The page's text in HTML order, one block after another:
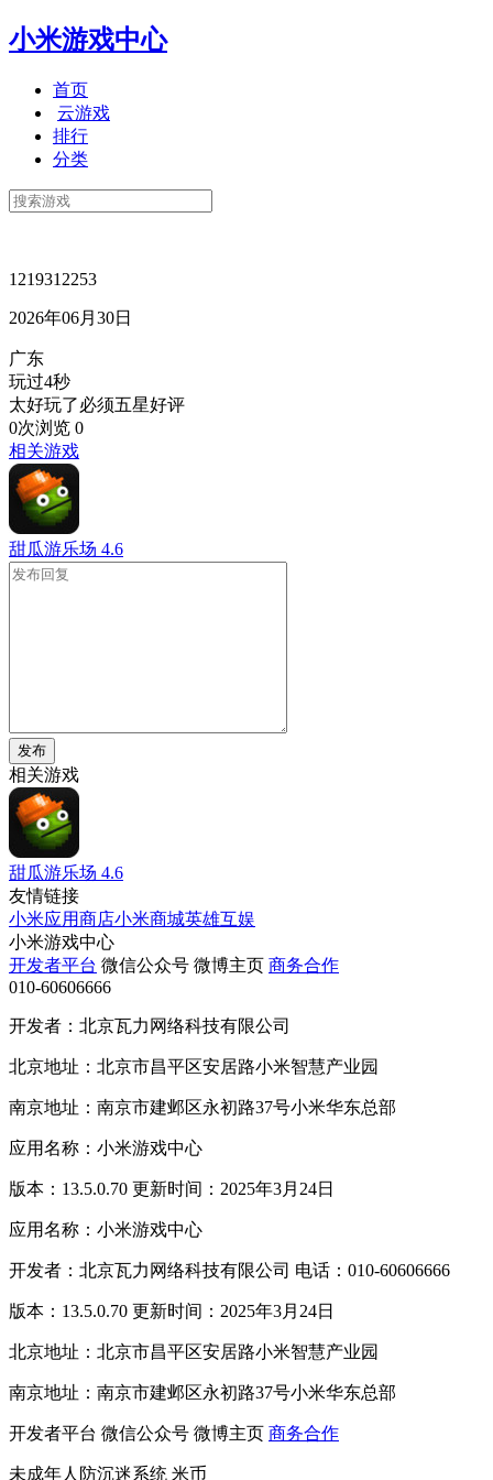
小米游戏中心
首页
云游戏
排行
分类
1219312253
2026年06月30日
广东
玩过4秒
太好玩了必须五星好评
0次浏览 0
相关游戏
甜瓜游乐场 4.6
发布
相关游戏
甜瓜游乐场 4.6
友情链接
小米应用商店小米商城英雄互娱
小米游戏中心
开发者平台 微信公众号 微博主页 商务合作
010-60606666
开发者：北京瓦力网络科技有限公司
北京地址：北京市昌平区安居路小米智慧产业园
南京地址：南京市建邺区永初路37号小米华东总部
应用名称：小米游戏中心
版本：13.5.0.70 更新时间：2025年3月24日
应用名称：小米游戏中心
开发者：北京瓦力网络科技有限公司 电话：010-60606666
版本：13.5.0.70 更新时间：2025年3月24日
北京地址：北京市昌平区安居路小米智慧产业园
南京地址：南京市建邺区永初路37号小米华东总部
开发者平台 微信公众号 微博主页 商务合作
未成年人防沉迷系统 米币